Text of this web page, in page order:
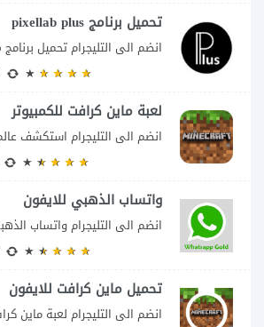
تحميل برنامج pixellab plus
لعبة ماين كرافت للكمبيوتر
واتساب الذهبي للايفون
تحميل ماين كرافت للايفون